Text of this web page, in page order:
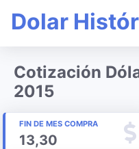
Dolar
Cotización
2015
FIN DE MES COMPRA
13,30